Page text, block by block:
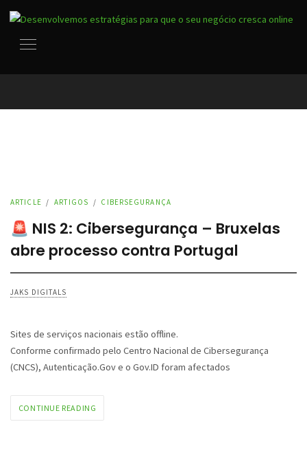
ARTICLE / ARTIGOS / CIBERSEGURANÇA
🚨 NIS 2: Cibersegurança – Bruxelas
abre processo contra Portugal
JAKS DIGITALS
Sites de serviços nacionais estão offline.
Conforme confirmado pelo Centro Nacional de Cibersegurança
(CNCS), Autenticação.Gov e o Gov.ID foram afectados
CONTINUE READING